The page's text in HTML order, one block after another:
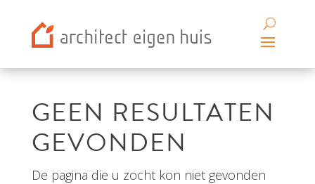
GEEN RESULTATEN
GEVONDEN
De pagina die u zocht kon niet gevonden